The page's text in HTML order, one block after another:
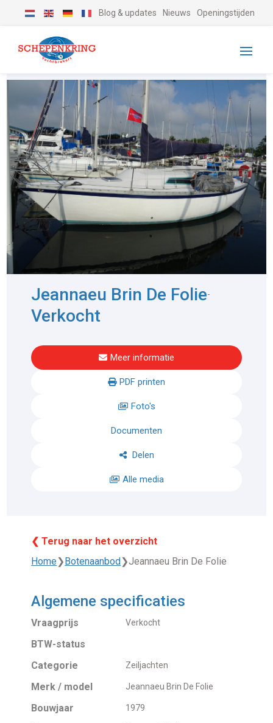
Blog & updates Nieuws Openingstijden
Jeannaeu Brin De Folie-
Verkocht
Meer informatie
PDF printen
Foto's
Documenten
Delen
Alle media
❮ Terug naar het overzicht
Home❯ Botenaanbod ❯Jeannaeu Brin De Folie
Algemene specificaties
Vraagprijs Verkocht
BTW-status
Categorie
Zeiljachten
Merk / model Jeannaeu Brin De Folie
Bouwjaar 1979